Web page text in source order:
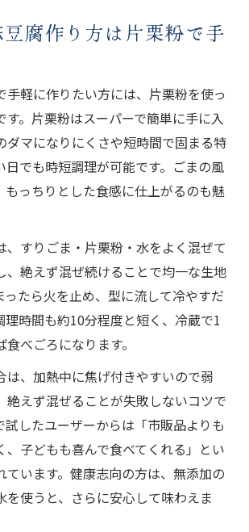
腐作り方は片栗粉で手
手軽に作りたい方には、片栗粉を使っ
す。片栗粉はスーパーで簡単に手に入
ダマになりにくさや短時間で固まる特
日でも時短調理が可能です。ごまの風
もっちりとした食感に仕上がるのも魅
、すりごま・片栗粉・水をよく混ぜて
、絶えず混ぜ続けることで均一な生地
ったら火を止め、型に流して冷やすだ
理時間も約10分程度と短く、冷蔵で1
べごろになります。
は、加熱中に焦げ付きやすいので弱
絶えず混ぜることが失敗しないコツで
試したユーザーからは「市販品よりも
、子どもも喜んで食べてくれる」とい
ています。健康志向の方は、無添加の
を使うと、さらに安心して味わえま